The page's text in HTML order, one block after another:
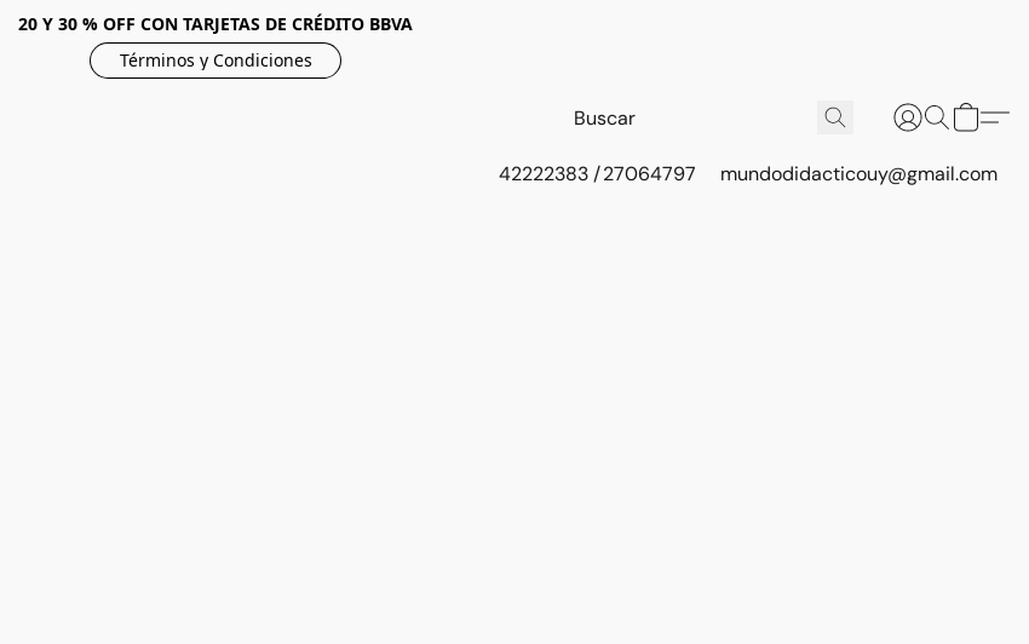
20 Y 30 % OFF CON TARJETAS DE CRÉDITO BBVA
Términos y Condiciones
42222383 / 27064797 mundodidacticouy@gmail.com